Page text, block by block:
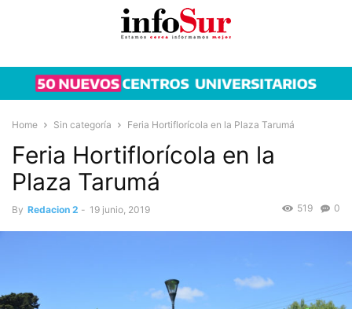
Home Sin categoría Feria Hortiflorícola en la Plaza Tarumá
Feria Hortiflorícola en la
Plaza Tarumá
By Redacion 2 - 19 junio, 2019 0
519